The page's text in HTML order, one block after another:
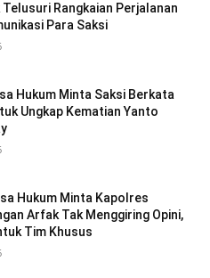
Telusuri Rangkaian Perjalanan
Para Saksi
Hukum Minta Saksi Berkata
Ungkap Kematian Yanto
Hukum Minta Kapolres
Arfak Tak Menggiring Opini,
Tim Khusus